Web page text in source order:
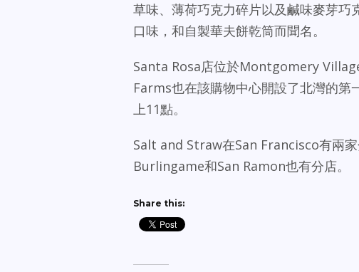
草味、薄荷巧克力碎片以及鹹味麥芽
口味，和自製華夫餅乾筒而聞名。
Santa Rosa店位於Montgomery
Farms也在該購物中心開設了北灣的第
上11點。
Salt and Straw在San Francisco有兩
Burlingame和San Ramon也有分店。
Share this: